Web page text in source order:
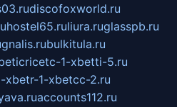
discofoxworld.ru
hostel65.ruliura.ruglasspb.ru
gnalis.rubulkitula.ru
1-xbetti-5.ru
xbetr-1-xbetcc-2.ru
accounts112.ru